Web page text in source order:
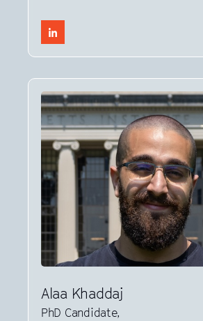
Alaa Khaddaj
PhD Candidate,